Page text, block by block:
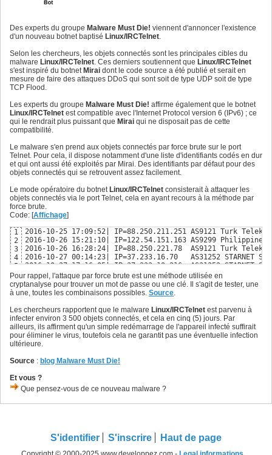
Des experts du groupe Malware Must Die! viennent d'annoncer l'existence
d'un nouveau botnet baptisé Linux/IRCTelnet.
Selon les chercheurs, les objets connectés sont les principales cibles du
malware Linux/IRCTelnet. Ces derniers soutiennent que Linux/IRCTelnet
s'est inspiré du botnetMirai dont le code source a été publié et serait en
mesure de faire des attaques DDoS qui sont soit de type UDP soit de type
TCP Flood.
Les experts du groupe Malware Must Die! affirme également que le botnet
Linux/IRCTelnet est compatible avec l'Internet Protocol version 6 (IPv6) ; ce
qui le rendrait plus puissant que Mirai qui ne disposait pas de cette
compatibilité.
Le malware s'en prend aux objets connectés par force brute sur le port
Telnet. Pour cela, il dispose notamment d'une liste d'identifiants codés en dur
et qui ont aussi été exploités par Mirai. Des identifiants par défaut pour des
objets connectés qui se retrouvent assez facilement.
Le mode opératoire du botnetLinux/IRCTelnet consisterait à attaquer les
objets connectés via le port Telnet, cela en ayant recours à la méthode par
force brute.
Code: [Affichage]
1
2
3
4
5
6
7
8
2016-10-25 17:09:52| IP=88.250.211.251 AS9121 Turk
2016-10-26 15:21:10| IP=122.54.151.163 AS9299 Philippine
2016-10-26 16:28:24| IP=88.250.221.78  AS9121 Turk
2016-10-27 00:14:23| IP=37.233.16.70   AS31252 STARNET
2016-10-27 17:16:05| IP=37.233.19.216  AS31252 STARNET
[additional/new↓]
2016-10-29 14:28:21 IP=88.244.55.193   AS9121 Turk
2016-10-29 22:11:38 IP=88.226.164.201  AS9121 Turk
Pour rappel, l'attaque par force brute est une méthode utilisée en
cryptanalyse pour trouver un mot de passe ou une clé. Il s'agit de tester, une
à une, toutes les combinaisons possibles. Source.
Les chercheurs rapportent que le malware Linux/IRCTelnet est parvenu à
infecter environ 3 500 objets connectés, et cela en cinq (5) jours. Par
ailleurs, ils affirment qu'un simple redémarrage de l'appareil infecté suffirait
pour éliminer le virus, toutefois cela ne garantit pas une éventuelle infection
ultérieure.
Source : blog Malware Must Die!
Et vous ?
Que pensez-vous de ce nouveau malware ?
S'identifier S'inscrire Haut de page